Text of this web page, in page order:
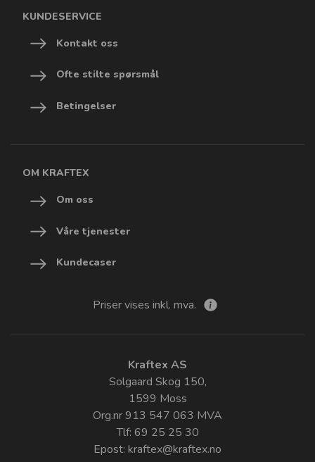
KUNDESERVICE
Kontakt oss
Ofte stilte spørsmål
Betingelser
OM KRAFTEX
Om oss
Våre tjenester
Kundecaser
Priser vises inkl. mva.
Kraftex AS
Solgaard Skog 150,
1599 Moss
Org.nr 913 547 063 MVA
Tlf: 69 25 25 30
Epost: kraftex@kraftex.no